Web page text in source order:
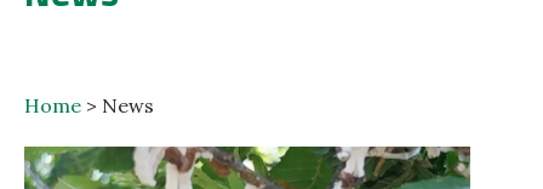
Home > News